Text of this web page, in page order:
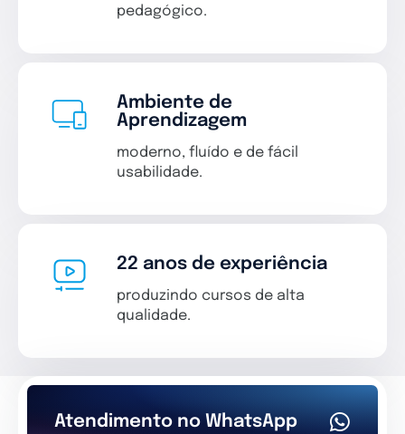
pedagógico.
Ambiente de
Aprendizagem
moderno, fluído e de fácil
usabilidade.
22 anos de experiência
produzindo cursos de alta
qualidade.
Atendimento no WhatsApp